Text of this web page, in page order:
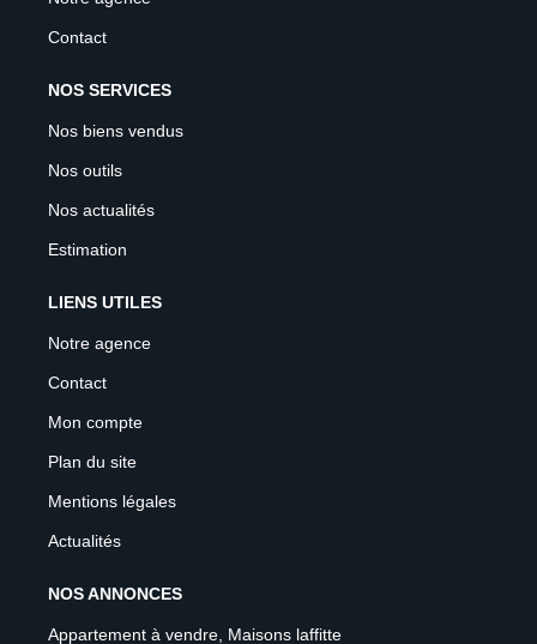
Contact
NOS SERVICES
Nos biens vendus
Nos outils
Nos actualités
Estimation
LIENS UTILES
Notre agence
Contact
Mon compte
Plan du site
Mentions légales
Actualités
NOS ANNONCES
Appartement à vendre, Maisons laffitte